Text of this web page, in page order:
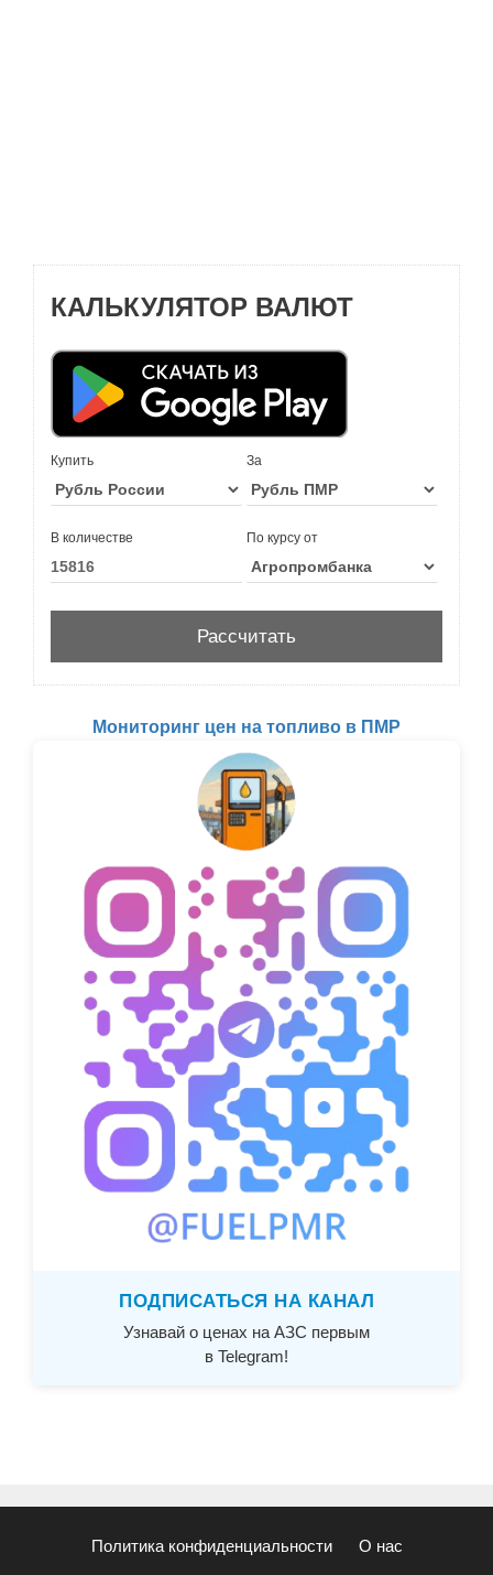
КАЛЬКУЛЯТОР ВАЛЮТ
Купить За
В количестве По курсу от
Мониторинг цен на топливо в ПМР
ПОДПИСАТЬСЯ НА КАНАЛ
Узнавай о ценах на АЗС первым
в Telegram!
Политика конфиденциальности О нас